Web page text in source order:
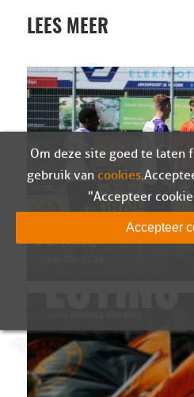
LEES MEER
Wedstrijdverslag Sparta
O-21 (oefen)
Om deze site goed te laten
gebruik van cookies.
"Accepteer
Accepteer